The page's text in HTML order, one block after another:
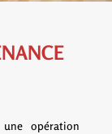
opération